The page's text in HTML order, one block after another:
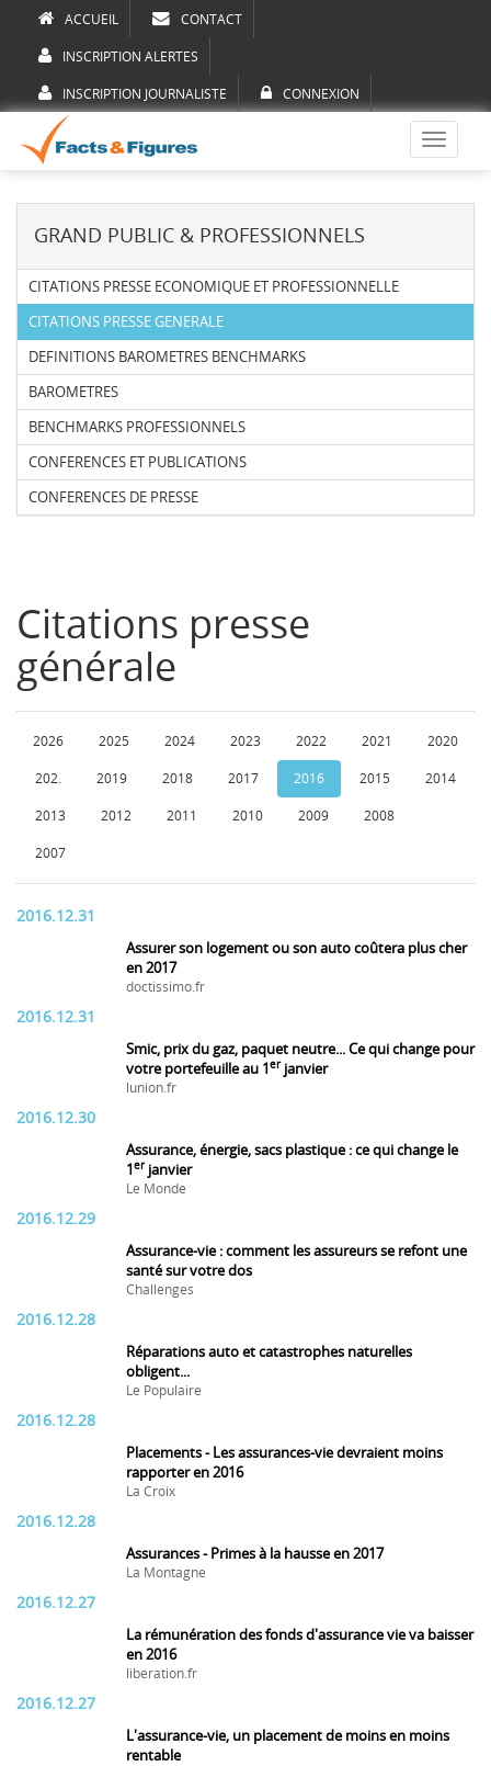
ACCUEIL CONTACT
INSCRIPTION ALERTES
INSCRIPTION JOURNALISTE CONNEXION
Toggle
GRAND PUBLIC & PROFESSIONNELS
CITATIONS PRESSE ECONOMIQUE ET PROFESSIONNELLE
CITATIONS PRESSE GENERALE
DEFINITIONS BAROMETRES BENCHMARKS
BAROMETRES
BENCHMARKS PROFESSIONNELS
CONFERENCES ET PUBLICATIONS
CONFERENCES DE PRESSE
Citations presse
générale
2026 2025 2024 2023 2022 2021 2020
202. 2019 2018 2017 2016 2015 2014
2013 2012 2011 2010 2009 2008
2007
2016.12.31
Assurer son logement ou son auto coûtera plus cher
en 2017
doctissimo.fr
2016.12.31
Smic, prix du gaz, paquet neutre... Ce qui change pour
votre portefeuille au 1 er janvier
lunion.fr
2016.12.30
Assurance, énergie, sacs plastique : ce qui change le
1 er janvier
Le Monde
2016.12.29
Assurance-vie : comment les assureurs se refont une
santé sur votre dos
Challenges
2016.12.28
Réparations auto et catastrophes naturelles
obligent...
Le Populaire
2016.12.28
Placements - Les assurances-vie devraient moins
rapporter en 2016
La Croix
2016.12.28
Assurances - Primes à la hausse en 2017
La Montagne
2016.12.27
La rémunération des fonds d'assurance vie va baisser
en 2016
liberation.fr
2016.12.27
L'assurance-vie, un placement de moins en moins
rentable